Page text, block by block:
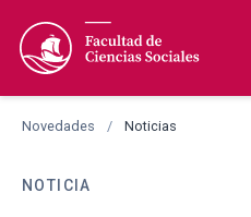
Novedades / Noticias
NOTICIA